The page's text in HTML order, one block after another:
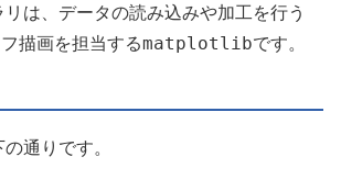
は、データの読み込みや加工を行う
描画を担当するmatplotlibです。
通りです。